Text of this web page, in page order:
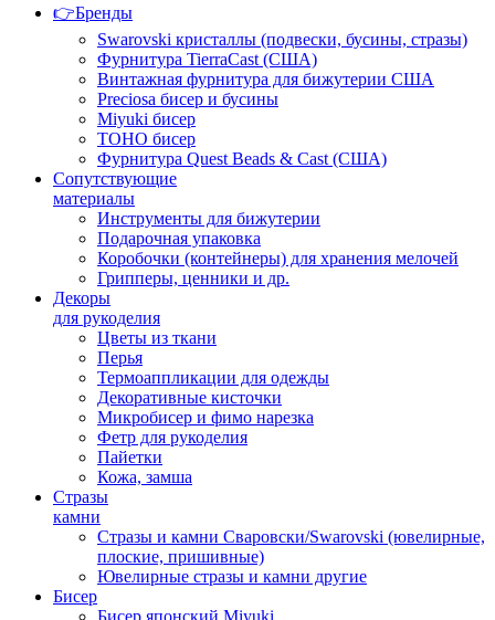
👉Бренды
Swarovski кристаллы (подвески, бусины, стразы)
Фурнитура TierraCast (США)
Винтажная фурнитура для бижутерии США
Preciosa бисер и бусины
Miyuki бисер
TOHO бисер
Фурнитура Quest Beads & Cast (США)
Сопутствующие
материалы
Инструменты для бижутерии
Подарочная упаковка
Коробочки (контейнеры) для хранения мелочей
Грипперы, ценники и др.
Декоры
для рукоделия
Цветы из ткани
Перья
Термоаппликации для одежды
Декоративные кисточки
Микробисер и фимо нарезка
Фетр для рукоделия
Пайетки
Кожа, замша
Стразы
камни
Стразы и камни Сваровски/Swarovski (ювелирные,
плоские, пришивные)
Ювелирные стразы и камни другие
Бисер
Бисер японский Miyuki